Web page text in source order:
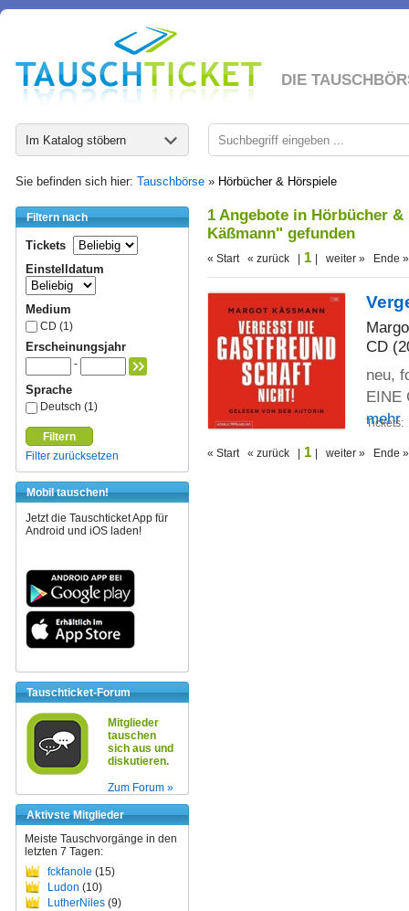
DIE
Im Katalog stöbern
Sie befinden sich hier: Tauschbörse » Hörbücher & Hörspiele
Filtern nach
Tickets
Einstelldatum
Medium
CD (1)
Erscheinungsjahr
-
Sprache
Deutsch (1)
Filtern
Filter zurücksetzen
Mobil tauschen!
Jetzt die Tauschticket App für
Android und iOS laden!
Tauschticket-Forum
Mitglieder
tauschen
sich aus und
diskutieren.
Zum Forum »
Aktivste Mitglieder
Meiste Tauschvorgänge in den
letzten 7 Tagen:
fckfanole (15)
Ludon (10)
LutherNiles (9)
1 Angebote in Hörbücher
Käßmann" gefunden
« Start « zurück | 1 | weiter » Ende »
CD
neu,
EINE
mehr
Tickets:
« Start « zurück | 1 | weiter » Ende »